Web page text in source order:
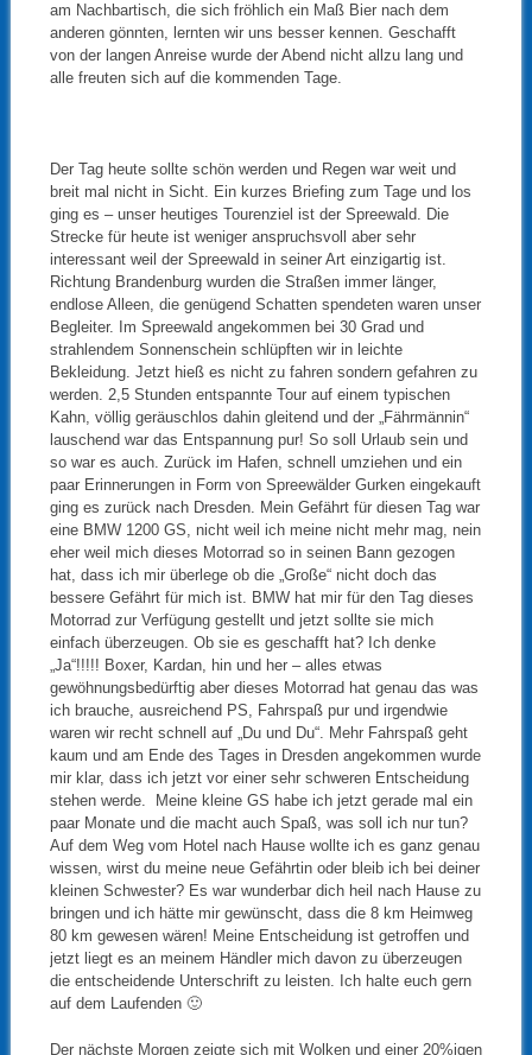
am Nachbartisch, die sich fröhlich ein Maß Bier nach dem
anderen gönnten, lernten wir uns besser kennen. Geschafft
von der langen Anreise wurde der Abend nicht allzu lang und
alle freuten sich auf die kommenden Tage.
Der Tag heute sollte schön werden und Regen war weit und
breit mal nicht in Sicht. Ein kurzes Briefing zum Tage und los
ging es – unser heutiges Tourenziel ist der Spreewald. Die
Strecke für heute ist weniger anspruchsvoll aber sehr
interessant weil der Spreewald in seiner Art einzigartig ist.
Richtung Brandenburg wurden die Straßen immer länger,
endlose Alleen, die genügend Schatten spendeten waren unser
Begleiter. Im Spreewald angekommen bei 30 Grad und
strahlendem Sonnenschein schlüpften wir in leichte
Bekleidung. Jetzt hieß es nicht zu fahren sondern gefahren zu
werden. 2,5 Stunden entspannte Tour auf einem typischen
Kahn, völlig geräuschlos dahin gleitend und der „Fährmännin“
lauschend war das Entspannung pur! So soll Urlaub sein und
so war es auch. Zurück im Hafen, schnell umziehen und ein
paar Erinnerungen in Form von Spreewälder Gurken eingekauft
ging es zurück nach Dresden. Mein Gefährt für diesen Tag war
eine BMW 1200 GS, nicht weil ich meine nicht mehr mag, nein
eher weil mich dieses Motorrad so in seinen Bann gezogen
hat, dass ich mir überlege ob die „Große“ nicht doch das
bessere Gefährt für mich ist. BMW hat mir für den Tag dieses
Motorrad zur Verfügung gestellt und jetzt sollte sie mich
einfach überzeugen. Ob sie es geschafft hat? Ich denke
„Ja“!!!!! Boxer, Kardan, hin und her – alles etwas
gewöhnungsbedürftig aber dieses Motorrad hat genau das was
ich brauche, ausreichend PS, Fahrspaß pur und irgendwie
waren wir recht schnell auf „Du und Du“. Mehr Fahrspaß geht
kaum und am Ende des Tages in Dresden angekommen wurde
mir klar, dass ich jetzt vor einer sehr schweren Entscheidung
stehen werde. Meine kleine GS habe ich jetzt gerade mal ein
paar Monate und die macht auch Spaß, was soll ich nur tun?
Auf dem Weg vom Hotel nach Hause wollte ich es ganz genau
wissen, wirst du meine neue Gefährtin oder bleib ich bei deiner
kleinen Schwester? Es war wunderbar dich heil nach Hause zu
bringen und ich hätte mir gewünscht, dass die 8 km Heimweg
80 km gewesen wären! Meine Entscheidung ist getroffen und
jetzt liegt es an meinem Händler mich davon zu überzeugen
die entscheidende Unterschrift zu leisten. Ich halte euch gern
auf dem Laufenden 🙂
Der nächste Morgen zeigte sich mit Wolken und einer 20%igen